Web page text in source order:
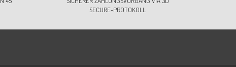
SECURE-PROTOKOLL